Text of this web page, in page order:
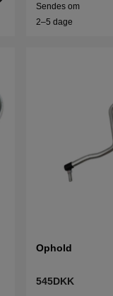
Sendes om
2–5 dage
Ophold
545DKK